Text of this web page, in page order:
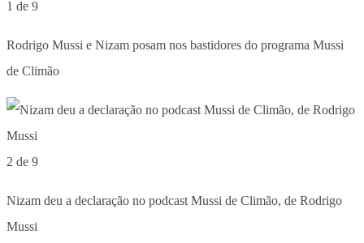
1 de 9
Rodrigo Mussi e Nizam posam nos bastidores do programa Mussi
de Climão
2 de 9
Nizam deu a declaração no podcast Mussi de Climão, de Rodrigo
Mussi